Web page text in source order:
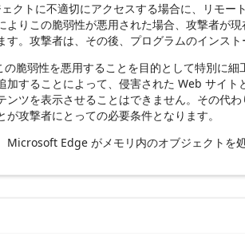
クトに不適切にアクセスする場合に、リモ
よりこの脆弱性が悪用された場合、攻撃者が
す。攻撃者は、その後、プログラムのインス
脆弱性を悪用することを目的として特別に
加することによって、侵害された Web サイ
ンツを表示させることはできません。その代
攻撃者にとっての必要条件となります。
Microsoft Edge がメモリ内のオブジェクトを